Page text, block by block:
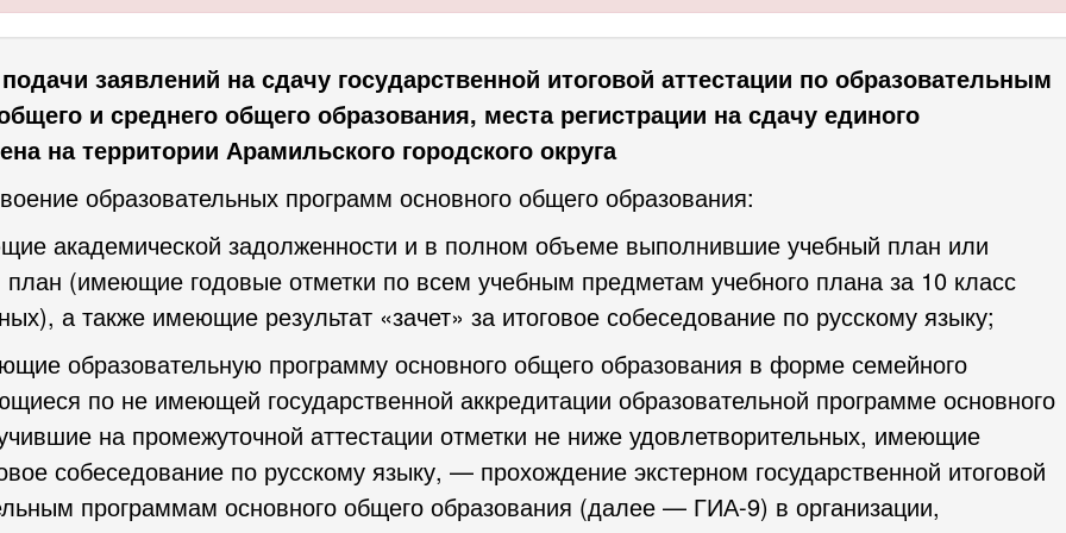
заявлений на сдачу государственной итоговой аттестации по образовательным
и среднего общего образования, места регистрации на сдачу единого
на территории Арамильского городского округа
образовательных программ основного общего образования:
академической задолженности и в полном объеме выполнившие учебный план или
(имеющие годовые отметки по всем учебным предметам учебного плана за 10 класс
а также имеющие результат «зачет» за итоговое собеседование по русскому языку;
образовательную программу основного общего образования в форме семейного
по не имеющей государственной аккредитации образовательной программе основного
на промежуточной аттестации отметки не ниже удовлетворительных, имеющие
собеседование по русскому языку, — прохождение экстерном государственной итоговой
программам основного общего образования (далее — ГИА-9) в организации,